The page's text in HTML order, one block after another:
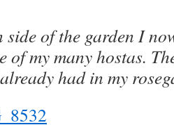
of the garden I
of my many hostas.
had in my